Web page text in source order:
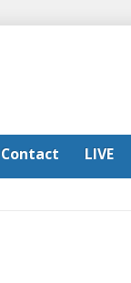
Contact LIVE